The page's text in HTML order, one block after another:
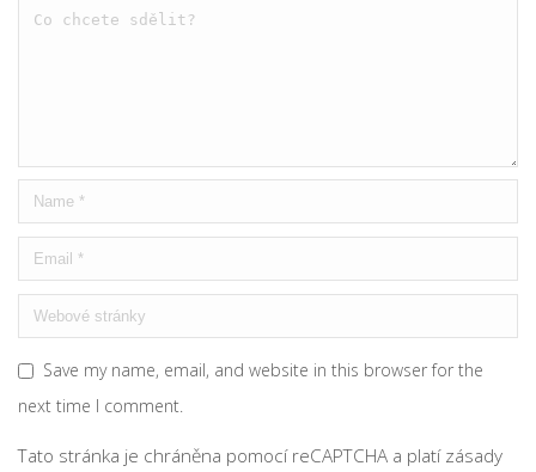
Save my name, email, and website in this browser for the
next time I comment.
Tato stránka je chráněna pomocí reCAPTCHA a platí zásady